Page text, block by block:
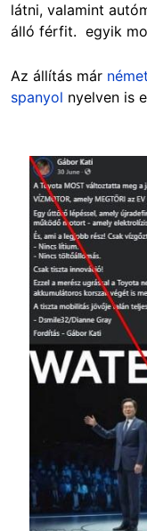
látni, valamint
álló férfit. egyik
Az állítás már német
spanyol nyelven is
Image